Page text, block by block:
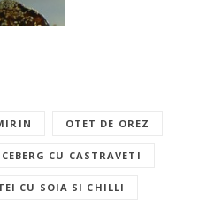
OTET DE OREZ
CU CASTRAVETI
CU SOIA SI CHILLI